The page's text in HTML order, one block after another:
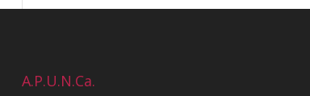
A.P.U.N.Ca.